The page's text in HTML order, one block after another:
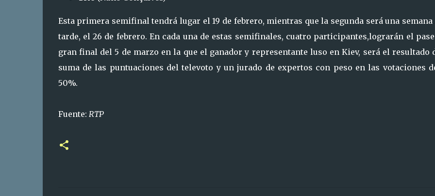
Esta primera semifinal tendrá lugar el 19 de febrero, mientras que la segunda será una semana
tarde, el 26 de febrero. En cada una de estas semifinales, cuatro participantes,lograrán el
gran final del 5 de marzo en la que el ganador y representante luso en Kiev, será el resultado
suma de las puntuaciones del televoto y un jurado de expertos con peso en las votaciones
50%.
Fuente: RTP